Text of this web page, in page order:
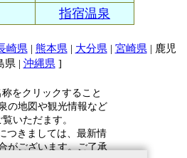
指宿温泉
崎県 | 熊本県 | 大分県 | 宮崎県 | 鹿児
県 | 沖縄県 ]
をクリックすること
の地図や観光情報など
覧いただます。
つきましては、最新情
がございます。ご了承